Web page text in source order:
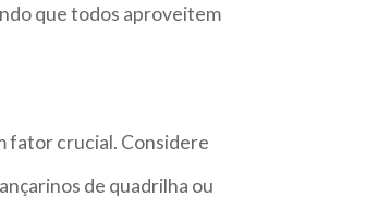
que todos aproveitem
fator crucial. Considere
de quadrilha ou